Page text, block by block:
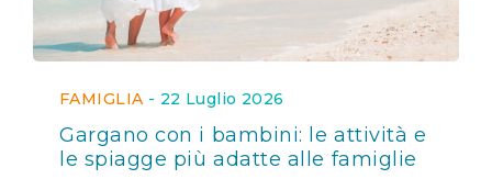
FAMIGLIA - 22 Luglio 2026
Gargano con i bambini: le attività e
le spiagge più adatte alle famiglie